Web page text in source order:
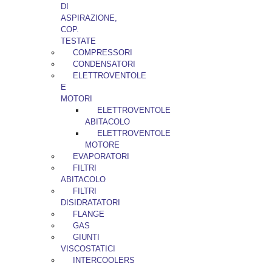
DI
ASPIRAZIONE,
COP.
TESTATE
COMPRESSORI
CONDENSATORI
ELETTROVENTOLE
E
MOTORI
ELETTROVENTOLE
ABITACOLO
ELETTROVENTOLE
MOTORE
EVAPORATORI
FILTRI
ABITACOLO
FILTRI
DISIDRATATORI
FLANGE
GAS
GIUNTI
VISCOSTATICI
INTERCOOLERS